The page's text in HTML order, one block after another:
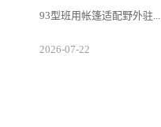
93型班用帐篷适配野外驻...
2026-07-22